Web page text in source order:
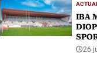
IBA
26